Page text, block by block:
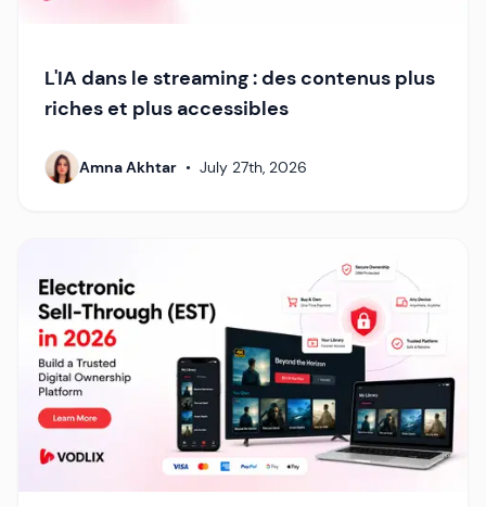
L'IA dans le streaming : des contenus plus
riches et plus accessibles
Amna Akhtar • July 27th, 2026